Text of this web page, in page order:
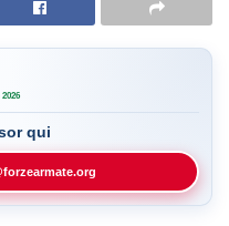
qui